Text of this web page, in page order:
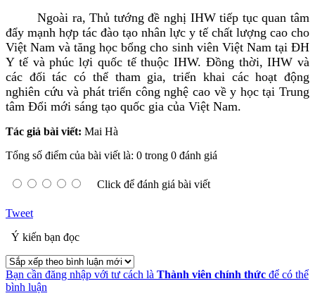
Ngoài ra, Thủ tướng đề nghị IHW tiếp tục quan tâm
đẩy mạnh hợp tác đào tạo nhân lực y tế chất lượng cao cho
Việt Nam và tăng học bổng cho sinh viên Việt Nam tại ĐH
Y tế và phúc lợi quốc tế thuộc IHW. Đồng thời, IHW và
các đối tác có thể tham gia, triển khai các hoạt động
nghiên cứu và phát triển công nghệ cao về y học tại Trung
tâm Đổi mới sáng tạo quốc gia của Việt Nam.
Tác giả bài viết: Mai Hà
Tổng số điểm của bài viết là: 0 trong 0 đánh giá
Click để đánh giá bài viết
Tweet
Ý kiến bạn đọc
Bạn cần đăng nhập với tư cách là Thành viên chính thức để có thể
bình luận